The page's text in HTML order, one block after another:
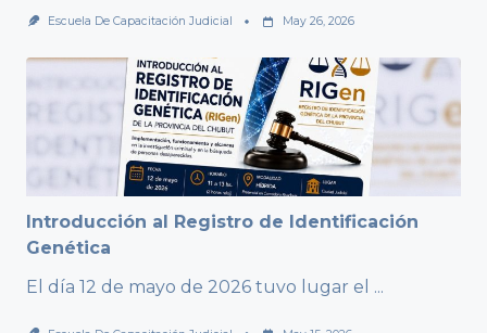
Escuela De Capacitación Judicial May 26, 2026
Introducción al Registro de Identificación
Genética
El día 12 de mayo de 2026 tuvo lugar el ...